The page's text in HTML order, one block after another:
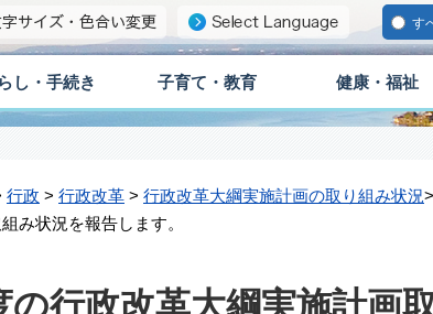
す
し・手続き 子育て・教育 健康・福祉
行政 > 行政改革 > 行政改革大綱実施計画の取り組み状況
み状況を報告します。
の行政改革大綱実施計画